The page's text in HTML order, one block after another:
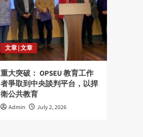
文章 | 文章
重大突破： OPSEU 教育工作
者爭取到中央談判平台，以捍
衛公共教育
Admin July 2, 2026